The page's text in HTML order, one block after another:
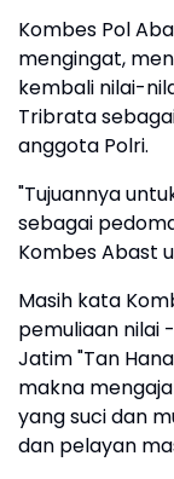
Kombes Pol
mengingat,
kembali nilai-
Tribrata
anggota Polri.
"Tujuannya
sebagai
Kombes Abast
Masih kata
pemuliaan nilai
Jatim "Tan
makna
yang suci dan
dan pelayan